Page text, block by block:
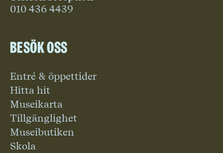
010 436 4439
Besök oss
Entré & öppettider
Hitta hit
Museikarta
Tillgänglighet
Museibutiken
Skola